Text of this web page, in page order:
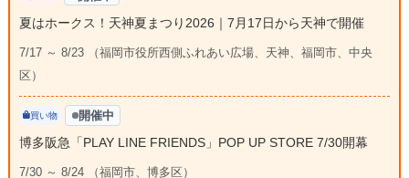
夏はホークス！天神夏まつり2026｜7月17日から天神で開催
7/17 ～ 8/23 （福岡市役所西側ふれあい広場、天神、福岡市、中央
区）
買い物 開催中
博多阪急「PLAY LINE FRIENDS」POP UP STORE 7/30開幕
7/30 ～ 8/24 （福岡市、博多区）